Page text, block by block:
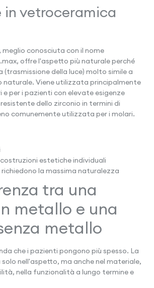
in vetroceramica
conosciuta con il nome
offre l'aspetto più naturale perché
(trasmissione della luce) molto simile a
naturale. Viene utilizzata principalmente
e per i pazienti con elevate esigenze
dello zirconio in termini di
comunemente utilizzata per i molari.
estetiche individuali
richiedono la massima naturalezza
tra una
metallo e una
metallo
che i pazienti pongono più spesso. La
nell'aspetto, ma anche nel materiale,
nella funzionalità a lungo termine e